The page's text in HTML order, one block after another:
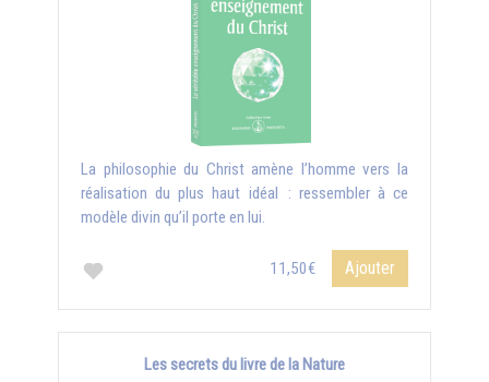
La philosophie du Christ amène l’homme vers la
réalisation du plus haut idéal : ressembler à ce
modèle divin qu’il porte en lui.
11,50€ Ajouter
Les secrets du livre de la Nature